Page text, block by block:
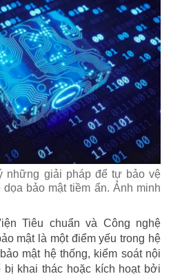
những giải pháp để tự bảo vệ
bảo mật tiềm ẩn. Ảnh minh
Tiêu chuẩn và Công nghệ
mật là một điểm yếu trong hệ
mật hệ thống, kiểm soát nội
bị khai thác hoặc kích hoạt bởi